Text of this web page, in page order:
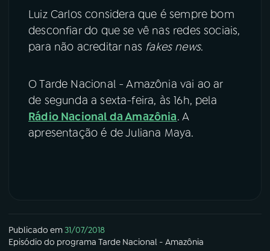
Luiz Carlos considera que é sempre bom
desconfiar do que se vê nas redes sociais,
para não acreditar nas fakes news.
O Tarde Nacional - Amazônia vai ao ar
de segunda a sexta-feira, às 16h, pela
Rádio Nacional da Amazônia. A
apresentação é de Juliana Maya.
Publicado em31/07/2018
Episódio do programa Tarde Nacional - Amazônia